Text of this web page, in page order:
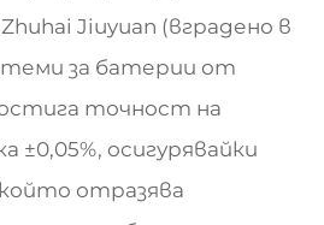
Jiuyuan (вградено в
за батерии от
точност на
±0,05%, осигурявайки
който отразява